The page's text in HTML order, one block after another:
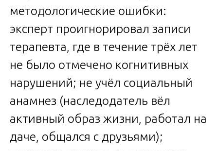
методологические ошибки:
эксперт проигнорировал записи
терапевта, где в течение трёх лет
не было отмечено когнитивных
нарушений; не учёл социальный
анамнез (наследодатель вёл
активный образ жизни, работал на
даче, общался с друзьями);